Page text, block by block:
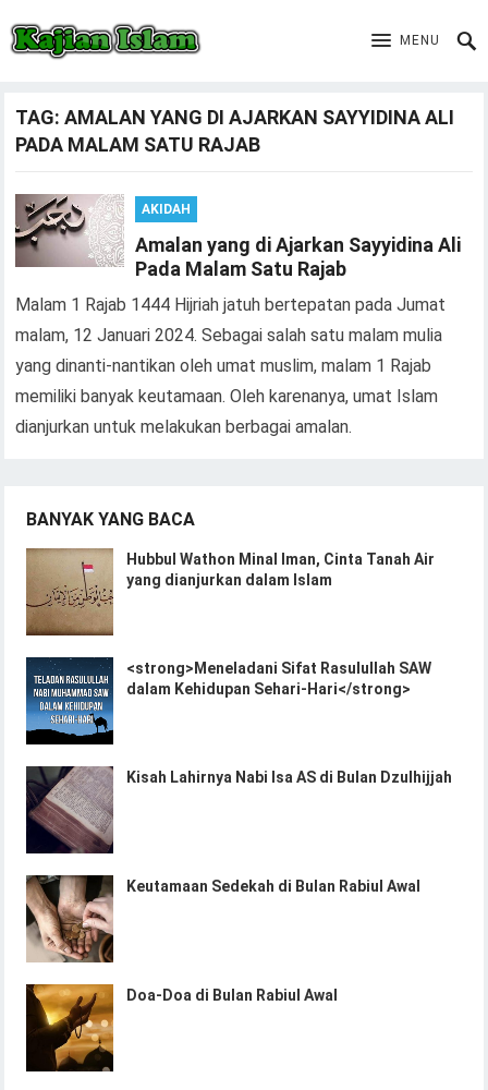
MENU
TAG:AMALAN YANG DI AJARKAN SAYYIDINA ALI
PADA MALAM SATU RAJAB
AKIDAH
Amalan yang di Ajarkan Sayyidina Ali
Pada Malam Satu Rajab
Malam 1 Rajab 1444 Hijriah jatuh bertepatan pada Jumat
malam, 12 Januari 2024. Sebagai salah satu malam mulia
yang dinanti-nantikan oleh umat muslim, malam 1 Rajab
memiliki banyak keutamaan. Oleh karenanya, umat Islam
dianjurkan untuk melakukan berbagai amalan.
BANYAK YANG BACA
Hubbul Wathon Minal Iman, Cinta Tanah Air
yang dianjurkan dalam Islam
<strong>Meneladani Sifat Rasulullah SAW
dalam Kehidupan Sehari-Hari</strong>
Kisah Lahirnya Nabi Isa AS di Bulan Dzulhijjah
Keutamaan Sedekah di Bulan Rabiul Awal
Doa-Doa di Bulan Rabiul Awal